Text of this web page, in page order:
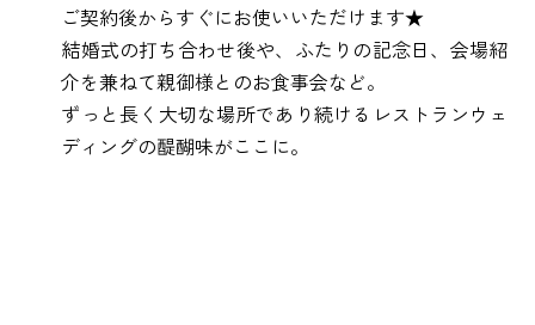
ご契約後からすぐにお使いいただけます★
結婚式の打ち合わせ後や、ふたりの記念日、会場紹
介を兼ねて親御様とのお食事会など。
ずっと長く大切な場所であり続けるレストランウェ
ディングの醍醐味がここに。